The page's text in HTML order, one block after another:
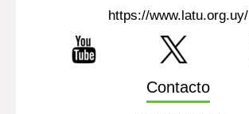
https://www.latu.org.uy/
Contacto